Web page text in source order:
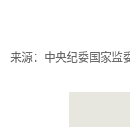
来源：中央纪委国家监